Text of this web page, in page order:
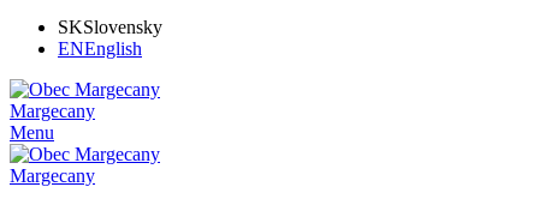
SKSlovensky
ENEnglish
Margecany
Menu
Margecany